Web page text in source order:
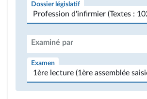
Dossier législatif
Examiné par
Examen